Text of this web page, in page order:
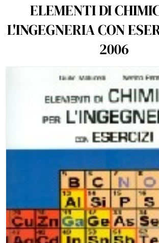
ELEMENTI DI
L'INGEGNERIA CON
2006